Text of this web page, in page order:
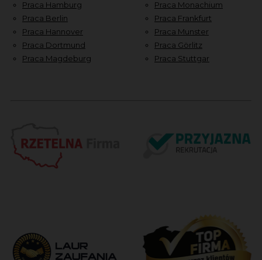
Praca Hamburg
Praca Berlin
Praca Hannover
Praca Dortmund
Praca Magdeburg
Praca Monachium
Praca Frankfurt
Praca Munster
Praca Görlitz
Praca Stuttgar